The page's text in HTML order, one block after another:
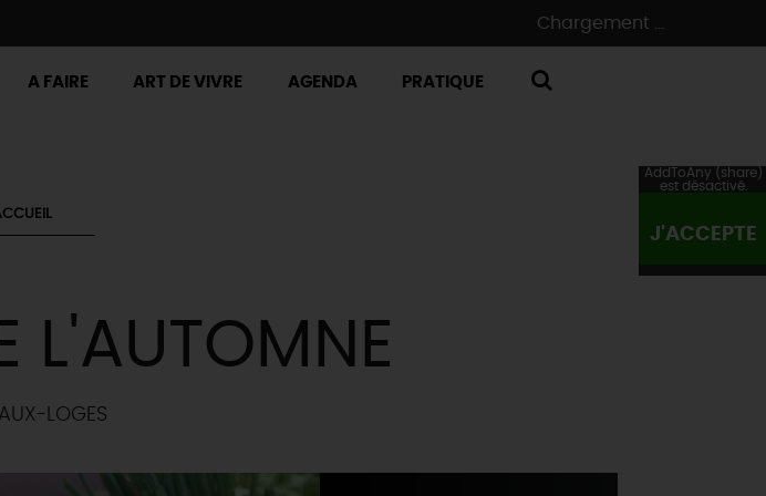
Chargement ...
A FAIRE ART DE VIVRE AGENDA PRATIQUE
L'AUTOMNE
LOGES
AddToAny (share)
est désactivé.
J'ACCEPTE